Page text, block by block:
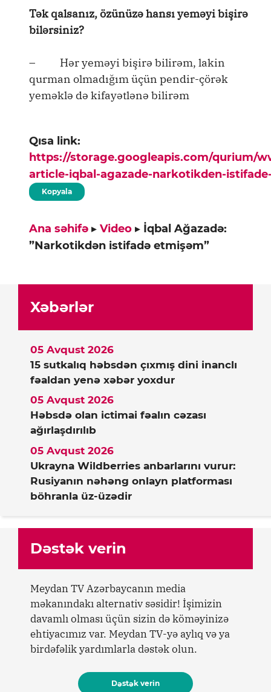
Tək qalsanız, özünüzə hansı yeməyi bişirə
bilərsiniz?
– Hər yeməyi bişirə bilirəm, lakin
qurman olmadığım üçün pendir-çörək
yeməklə də kifayətlənə bilirəm
Qısa link:
https://storage.googleapis.com/qurium/
article-iqbal-agazade-narkotikden-
Kopyala
Ana səhifə ▸ Video ▸ İqbal Ağazadə:
”Narkotikdən istifadə etmişəm”
Xəbərlər
15 sutkalıq həbsdən çıxmış dini inanclı
fəaldan yenə xəbər yoxdur
05 Avqust 2026
Həbsdə olan ictimai fəalın cəzası
ağırlaşdırılıb
05 Avqust 2026
Ukrayna Wildberries anbarlarını vurur:
Rusiyanın nəhəng onlayn platforması
böhranla üz-üzədir
05 Avqust 2026
Dəstək verin
Meydan TV Azərbaycanın media
məkanındakı alternativ səsidir! İşimizin
davamlı olması üçün sizin də köməyinizə
ehtiyacımız var. Meydan TV-yə aylıq və ya
birdəfəlik yardımlarla dəstək olun.
Dəstək verin